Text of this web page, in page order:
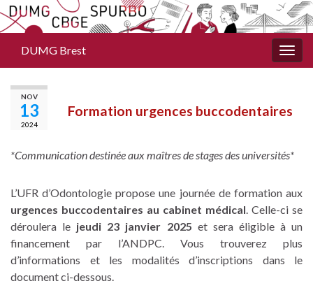
DUMG Brest
NOV
13
2024
Formation urgences buccodentaires
*Communication destinée aux maîtres de stages des universités*
L’UFR d’Odontologie propose une journée de formation aux
urgences buccodentaires au cabinet médical . Celle-ci se
déroulera le jeudi 23 janvier 2025 et sera éligible à un
financement par l’ANDPC. Vous trouverez plus
d’informations et les modalités d’inscriptions dans le
document ci-dessous.